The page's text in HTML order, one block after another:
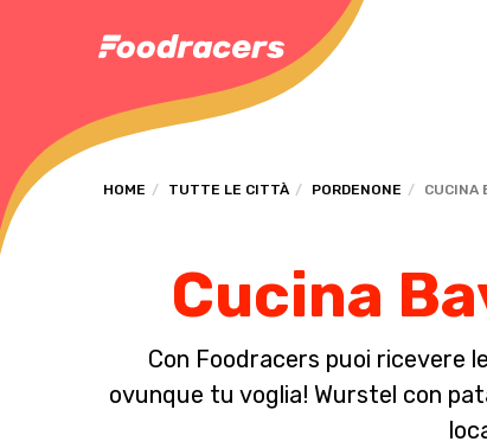
HOME TUTTE LE CITTÀ PORDENONE CUCINA
Cucina
Con Foodracers puoi ricevere
ovunque tu voglia! Wurstel con